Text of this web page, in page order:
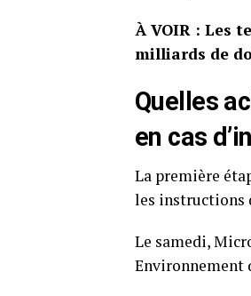
À VOIR :⁣ Les
milliards de
Quelles
en cas
La première⁣
les instructions
Le samedi,
Environnement